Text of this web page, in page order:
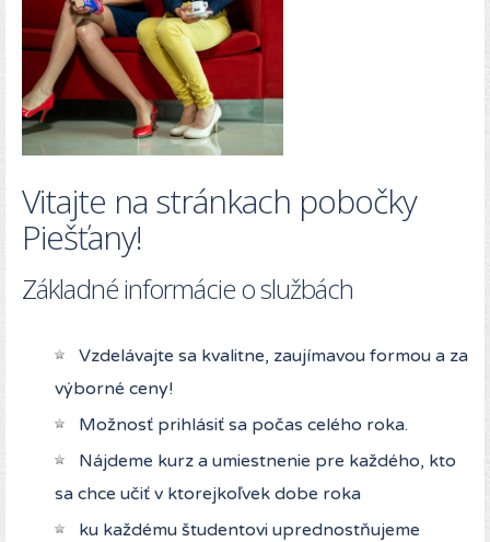
Vitajte na stránkach pobočky
Piešťany!
Základné informácie o službách
Vzdelávajte sa kvalitne, zaujímavou formou a za
výborné ceny!
Možnosť prihlásiť sa počas celého roka.
Nájdeme kurz a umiestnenie pre každého, kto
sa chce učiť v ktorejkoľvek dobe roka
ku každému študentovi uprednostňujeme